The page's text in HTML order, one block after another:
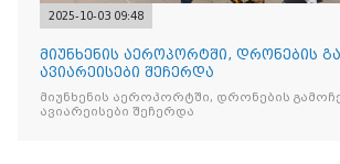
2025-10-03 09:48
მიუნხენის აეროპორტში, დრონების
ავიარეისები შეჩერდა
მიუნხენის აეროპორტში, დრონების
ავიარეისები შეჩერდა